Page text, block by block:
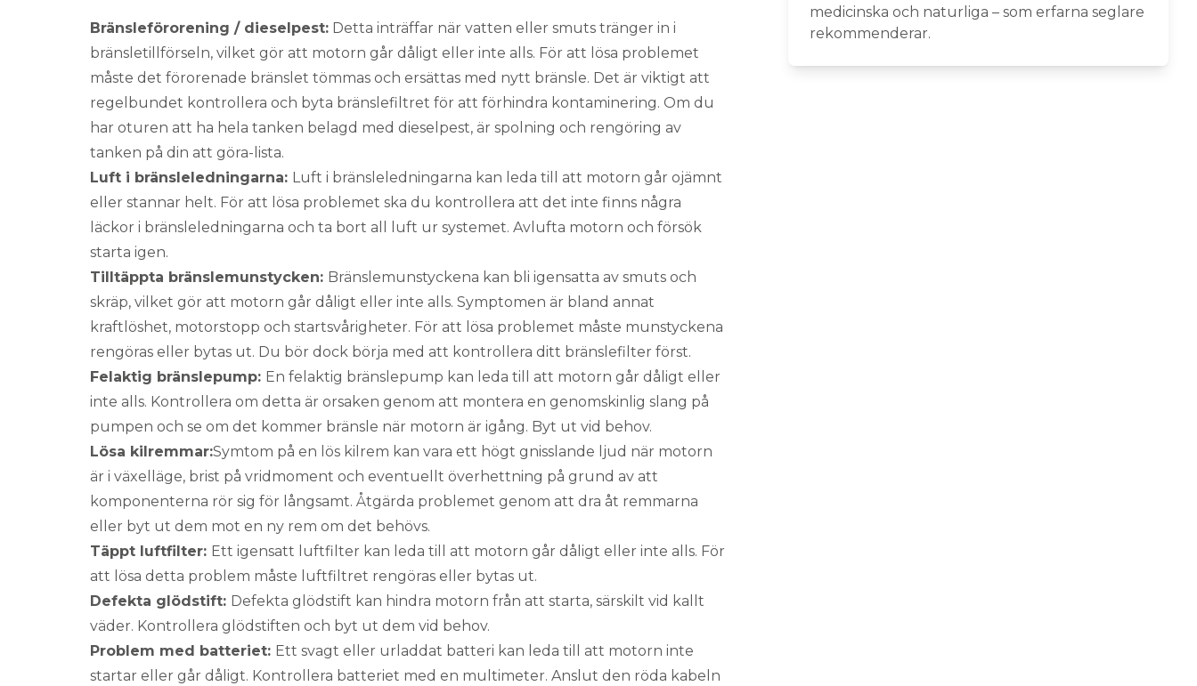
Bränsleförorening / dieselpest: Detta inträffar när vatten eller smuts tränger in i
bränsletillförseln, vilket gör att motorn går dåligt eller inte alls. För att lösa problemet
måste det förorenade bränslet tömmas och ersättas med nytt bränsle. Det är viktigt att
regelbundet kontrollera och byta bränslefiltret för att förhindra kontaminering. Om du
har oturen att ha hela tanken belagd med dieselpest, är spolning och rengöring av
tanken på din att göra-lista.
Luft i bränsleledningarna: Luft i bränsleledningarna kan leda till att motorn går ojämnt
eller stannar helt. För att lösa problemet ska du kontrollera att det inte finns några
läckor i bränsleledningarna och ta bort all luft ur systemet. Avlufta motorn och försök
starta igen.
Tilltäppta bränslemunstycken: Bränslemunstyckena kan bli igensatta av smuts och
skräp, vilket gör att motorn går dåligt eller inte alls. Symptomen är bland annat
kraftlöshet, motorstopp och startsvårigheter. För att lösa problemet måste munstyckena
rengöras eller bytas ut. Du bör dock börja med att kontrollera ditt bränslefilter först.
Felaktig bränslepump: En felaktig bränslepump kan leda till att motorn går dåligt eller
inte alls. Kontrollera om detta är orsaken genom att montera en genomskinlig slang på
pumpen och se om det kommer bränsle när motorn är igång. Byt ut vid behov.
Lösa kilremmar:Symtom på en lös kilrem kan vara ett högt gnisslande ljud när motorn
är i växelläge, brist på vridmoment och eventuellt överhettning på grund av att
komponenterna rör sig för långsamt. Åtgärda problemet genom att dra åt remmarna
eller byt ut dem mot en ny rem om det behövs.
Täppt luftfilter: Ett igensatt luftfilter kan leda till att motorn går dåligt eller inte alls. För
att lösa detta problem måste luftfiltret rengöras eller bytas ut.
Defekta glödstift: Defekta glödstift kan hindra motorn från att starta, särskilt vid kallt
väder. Kontrollera glödstiften och byt ut dem vid behov.
Problem med batteriet: Ett svagt eller urladdat batteri kan leda till att motorn inte
startar eller går dåligt. Kontrollera batteriet med en multimeter. Anslut den röda kabeln
medicinska och naturliga – som erfarna seglare
rekommenderar.